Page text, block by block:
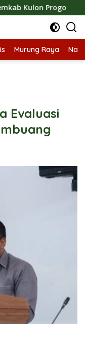
Murung Raya
Evaluasi